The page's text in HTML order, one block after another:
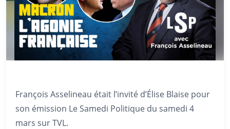
François Asselineau était l’invité d’Élise Blaise pour
son émission Le Samedi Politique du samedi 4
mars sur TVL.